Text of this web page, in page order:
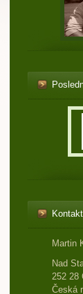
Kontakt
Martin
Nad
252 28
Česká